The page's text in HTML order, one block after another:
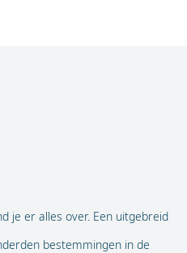
je er alles over. Een uitgebreid
bestemmingen in de